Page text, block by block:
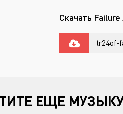
Скачать
tr24of-
ЕЩЕ